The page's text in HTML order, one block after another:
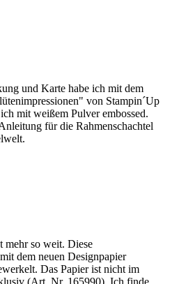
und Karte habe ich mit dem
von Stampin´Up
mit weißem Pulver embossed.
für die Rahmenschachtel
mehr so weit. Diese
dem neuen Designpapier
Das Papier ist nicht im
(Art. Nr. 165990). Ich finde